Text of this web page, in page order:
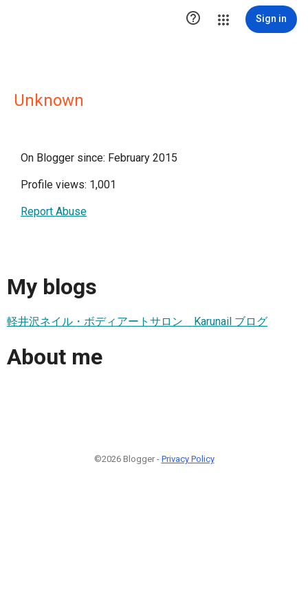
 Sign in
Unknown
On Blogger since: February 2015
Profile views: 1,001
Report Abuse
My blogs
軽井沢ネイル・ボディアートサロン Karunail ブログ
About me
©2026 Blogger - Privacy Policy